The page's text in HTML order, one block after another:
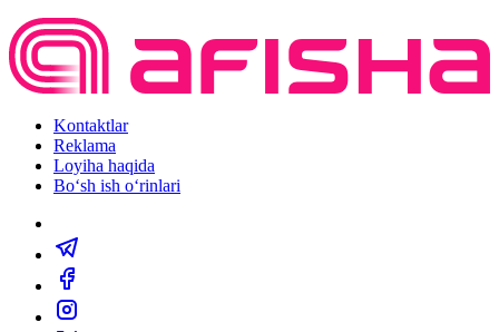
Kontaktlar
Reklama
Loyiha haqida
Bo‘sh ish o‘rinlari